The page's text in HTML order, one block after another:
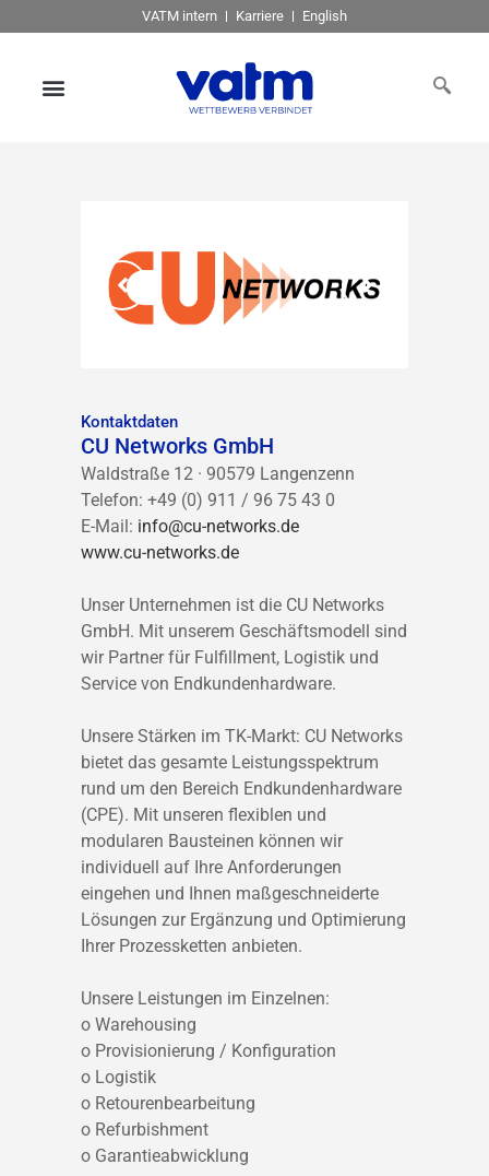
VATM intern Karriere English
Kontaktdaten
CU Networks GmbH
Waldstraße 12 · 90579 Langenzenn
Telefon: +49 (0) 911 / 96 75 43 0
E-Mail: info@cu-networks.de
www.cu-networks.de
Unser Unternehmen ist die CU Networks
GmbH. Mit unserem Geschäftsmodell sind
wir Partner für Fulfillment, Logistik und
Service von Endkundenhardware.
Unsere Stärken im TK-Markt: CU Networks
bietet das gesamte Leistungsspektrum
rund um den Bereich Endkundenhardware
(CPE). Mit unseren flexiblen und
modularen Bausteinen können wir
individuell auf Ihre Anforderungen
eingehen und Ihnen maßgeschneiderte
Lösungen zur Ergänzung und Optimierung
Ihrer Prozessketten anbieten.
Unsere Leistungen im Einzelnen:
o Warehousing
o Provisionierung / Konfiguration
o Logistik
o Retourenbearbeitung
o Refurbishment
o Garantieabwicklung